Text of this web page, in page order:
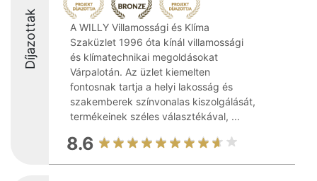
Díjazottak
A WILLY Villamossági és Klíma
Szaküzlet 1996 óta kínál villamossági
és klímatechnikai megoldásokat
Várpalotán. Az üzlet kiemelten
fontosnak tartja a helyi lakosság és
szakemberek színvonalas kiszolgálását,
termékeinek széles választékával, ...
8.6